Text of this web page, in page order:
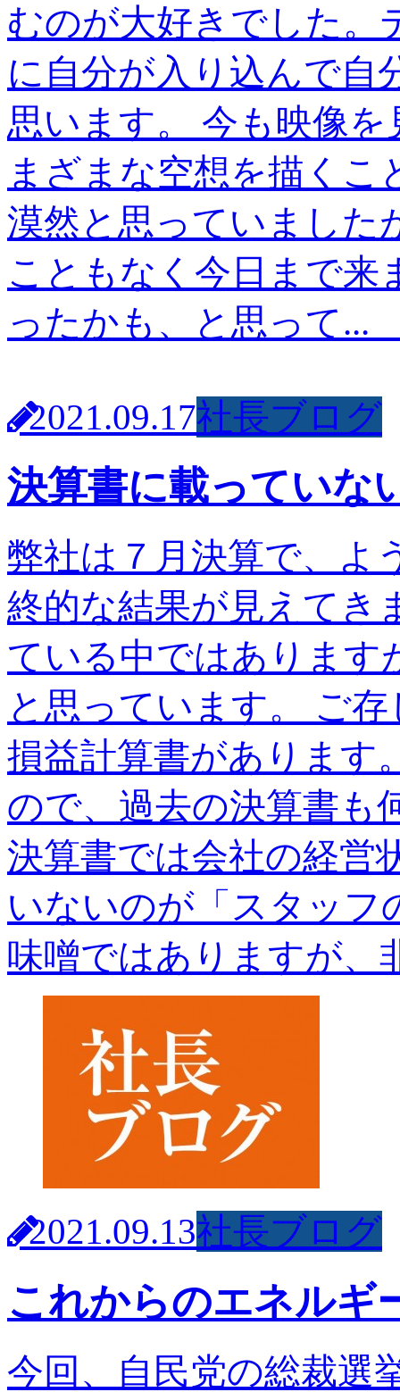
むのが大好きでした。
に自分が入り込んで自
思います。 今も映像
まざまな空想を描くこ
漠然と思っていました
こともなく今日まで来
ったかも、と思って
2021.09.17社長ブログ
決算書に載っていな
弊社は７月決算で、よ
終的な結果が見えてき
ている中ではあります
と思っています。 ご
損益計算書があります
ので、過去の決算書も
決算書では会社の経営
いないのが「スタッフ
味噌ではありますが
2021.09.13社長ブログ
これからのエネルギ
今回、自民党の総裁選